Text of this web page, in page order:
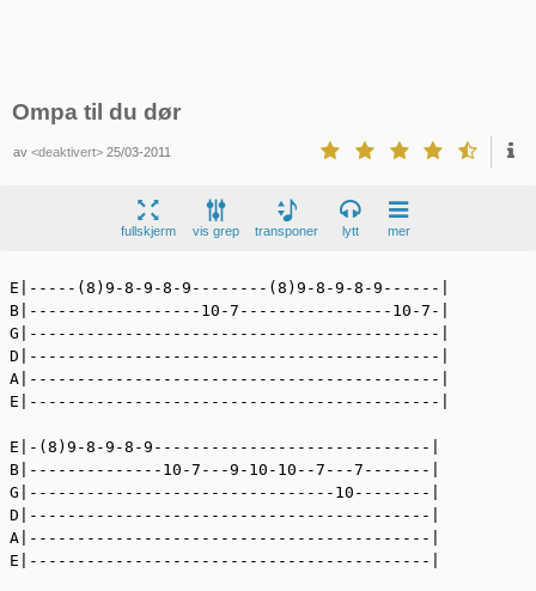
Ompa til du dør
av<deaktivert> 25/03-2011
fullskjerm vis grep transponer lytt mer
E|-----(8)9-8-9-8-9--------(8)9-8-9-8-9------|
B|------------------10-7----------------10-7-|
G|-------------------------------------------|
D|-------------------------------------------|
A|-------------------------------------------|
E|-------------------------------------------|
E|-(8)9-8-9-8-9-----------------------------|
B|--------------10-7---9-10-10--7---7-------|
G|--------------------------------10--------|
D|------------------------------------------|
A|------------------------------------------|
E|------------------------------------------|